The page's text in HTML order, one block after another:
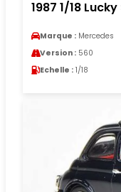
1987 1/18
Marque : Mercedes
Version : 560
Echelle : 1/18